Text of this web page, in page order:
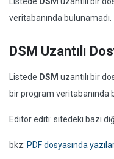
veritabanında bulunamadı.
DSM Uzantılı
Listede DSM uzantılı bir
bir program veritabanında
Editör editi: sitedeki bazı
bkz: PDF dosyasında